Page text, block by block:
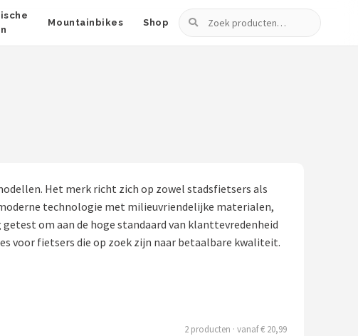
Mountainbikes Shop
Zoeken
Het merk richt zich op zowel stadsfietsers als
technologie met milieuvriendelijke materialen,
om aan de hoge standaard van klanttevredenheid
voor fietsers die op zoek zijn naar betaalbare kwaliteit.
2 producten · vanaf € 20,99